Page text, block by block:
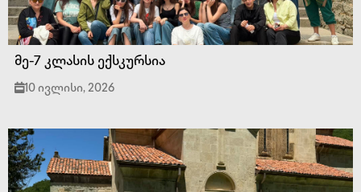
მე-7 კლასის ექსკურსია
10 ივლისი, 2026